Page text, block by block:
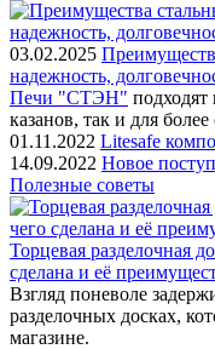
03.02.2025
надежность,
Печи "СТЭН" подходят
казанов, так и для
01.11.2022 Litesafe
14.09.2022 Новое
Полезные советы
Торцевая разделочная
сделана и её
Взгляд поневоле
разделочных досках,
магазине.